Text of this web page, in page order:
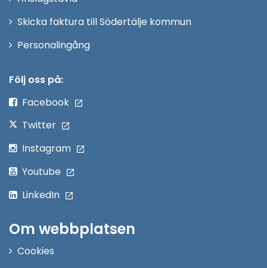
Skicka faktura till Södertälje kommun
PersonalingångÖppna
Följ oss på:
Facebook
Twitter
Instagram
Youtube
LinkedIn
Om webbplatsen
Cookies